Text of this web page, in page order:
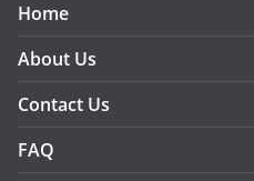
Home
About Us
Contact Us
FAQ